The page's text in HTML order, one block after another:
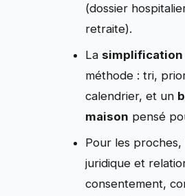
(dossier
retraite).
La simplification
méthode : tri,
calendrier, et un
maison pensé
Pour les proches,
juridique et
consentement,